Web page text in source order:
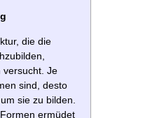
die die
versucht. Je
sind, desto
sie zu bilden.
ermüdet